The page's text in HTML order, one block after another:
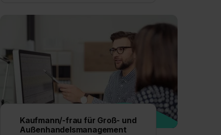
Kaufmann/-frau für Groß- und
Außenhandelsmanagement